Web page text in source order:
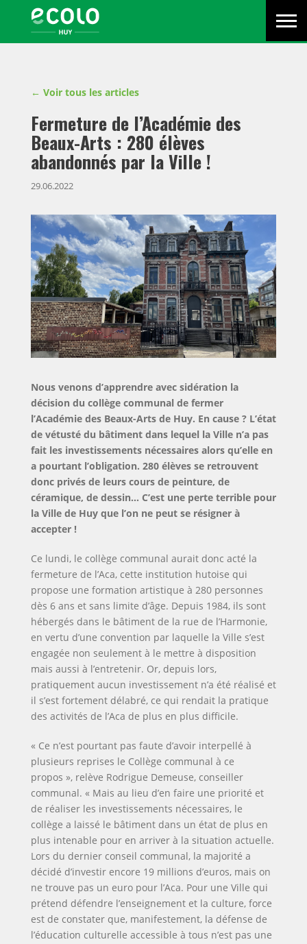
Écolo
Huy
-
un
politique
en
action
pour
les
d’aujourd’hui,
pour
l’avenir
de
la
planète
et
des
futures
générations.
Menu
Primaire Menu
Voir tous les articles
Fermeture de l’Académie des
Beaux-Arts : 280 élèves
abandonnés par la Ville !
29.06.2022
Nous venons d’apprendre avec sidération la
décision du collège communal de fermer
l’Académie des Beaux-Arts de Huy. En cause ? L’état
de vétusté du bâtiment dans lequel la Ville n’a pas
fait les investissements nécessaires alors qu’elle en
a pourtant l’obligation. 280 élèves se retrouvent
donc privés de leurs cours de peinture, de
céramique, de dessin… C’est une perte terrible pour
la Ville de Huy que l’on ne peut se résigner à
accepter !
Ce lundi, le collège communal aurait donc acté la
fermeture de l’Aca, cette institution hutoise qui
propose une formation artistique à 280 personnes
dès 6 ans et sans limite d’âge. Depuis 1984, ils sont
hébergés dans le bâtiment de la rue de l’Harmonie,
en vertu d’une convention par laquelle la Ville s’est
engagée non seulement à le mettre à disposition
mais aussi à l’entretenir. Or, depuis lors,
pratiquement aucun investissement n’a été réalisé et
il s’est fortement délabré, ce qui rendait la pratique
des activités de l’Aca de plus en plus difficile.
« Ce n’est pourtant pas faute d’avoir interpellé à
plusieurs reprises le Collège communal à ce
propos », relève Rodrigue Demeuse, conseiller
communal. « Mais au lieu d’en faire une priorité et
de réaliser les investissements nécessaires, le
collège a laissé le bâtiment dans un état de plus en
plus intenable pour en arriver à la situation actuelle.
Lors du dernier conseil communal, la majorité a
décidé d’investir encore 19 millions d’euros, mais on
ne trouve pas un euro pour l’Aca. Pour une Ville qui
prétend défendre l’enseignement et la culture, force
est de constater que, manifestement, la défense de
l’éducation culturelle accessible à tous n’est pas une